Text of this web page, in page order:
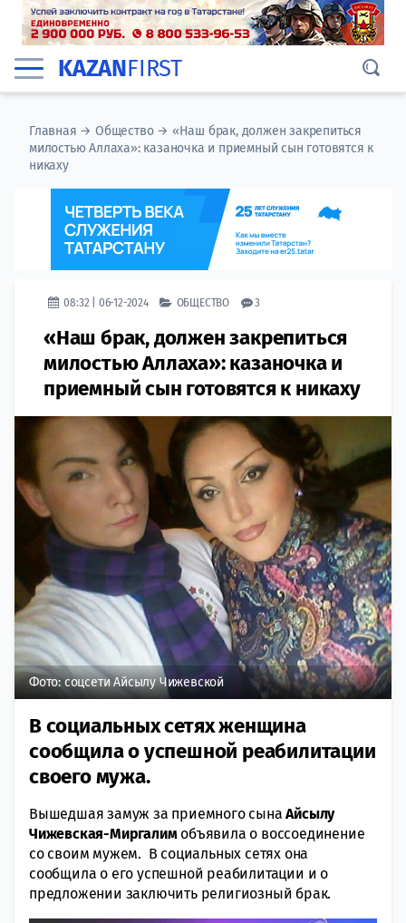
KAZANFIRST
Главная →Общество→ «Наш брак, должен закрепиться
милостью Аллаха»: казаночка и приемный сын готовятся к
никаху
08:32 | 06-12-2024 ОБЩЕСТВО 3
«Наш брак, должен закрепиться
милостью Аллаха»: казаночка и
приемный сын готовятся к никаху
Фото: соцсети Айсылу Чижевской
В социальных сетях женщина
сообщила о успешной реабилитации
своего мужа.
Вышедшая замуж за приемного сынаАйсылу
Чижевская-Миргалим объявила о воссоединение
со своим мужем. В социальных сетях она
сообщила о его успешной реабилитации и о
предложении заключить религиозный брак.